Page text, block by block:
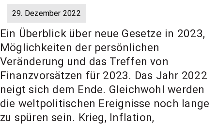
29. Dezember 2022
Ein Überblick über neue Gesetze in 2023,
Möglichkeiten der persönlichen
Veränderung und das Treffen von
Finanzvorsätzen für 2023. Das Jahr 2022
neigt sich dem Ende. Gleichwohl werden
die weltpolitischen Ereignisse noch lange
zu spüren sein. Krieg, Inflation,